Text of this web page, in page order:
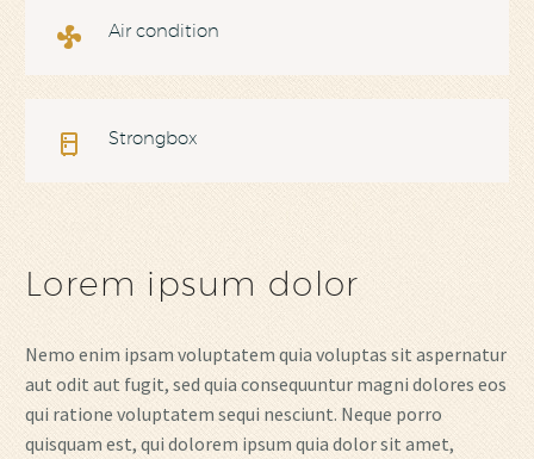
 Air condition
 Strongbox
Lorem ipsum dolor
Nemo enim ipsam voluptatem quia voluptas sit aspernatur
aut odit aut fugit, sed quia consequuntur magni dolores eos
qui ratione voluptatem sequi nesciunt. Neque porro
quisquam est, qui dolorem ipsum quia dolor sit amet,